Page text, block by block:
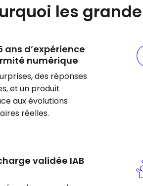
les
ans d’expérience
numérique
des réponses
et un produit
aux évolutions
réelles.
validée IAB